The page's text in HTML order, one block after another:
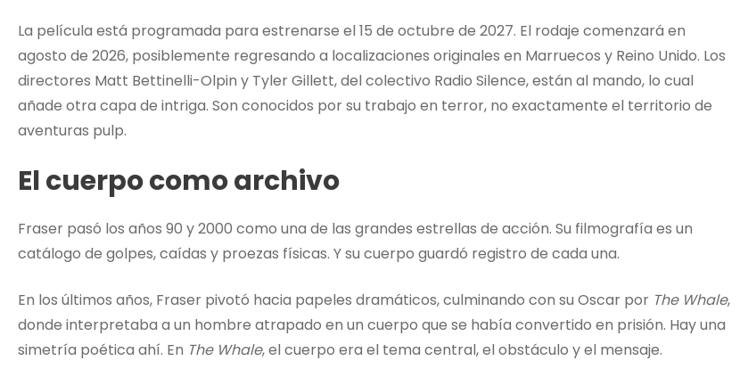
La película está programada para estrenarse el 15 de octubre de 2027. El rodaje comenzará en
agosto de 2026, posiblemente regresando a localizaciones originales en Marruecos y Reino Unido. Los
directores Matt Bettinelli-Olpin y Tyler Gillett, del colectivo Radio Silence, están al mando, lo cual
añade otra capa de intriga. Son conocidos por su trabajo en terror, no exactamente el territorio de
aventuras pulp.
El cuerpo como archivo
Fraser pasó los años 90 y 2000 como una de las grandes estrellas de acción. Su filmografía es un
catálogo de golpes, caídas y proezas físicas. Y su cuerpo guardó registro de cada una.
En los últimos años, Fraser pivotó hacia papeles dramáticos, culminando con su Oscar por The Whale,
donde interpretaba a un hombre atrapado en un cuerpo que se había convertido en prisión. Hay una
simetría poética ahí. En The Whale, el cuerpo era el tema central, el obstáculo y el mensaje.